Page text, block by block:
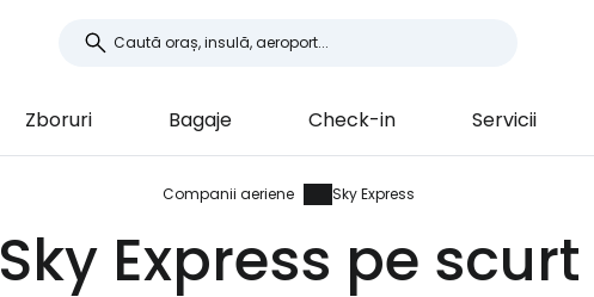
Zboruri Bagaje Check-in Servicii
Companii aeriene Sky Express
Sky Express pe scurt